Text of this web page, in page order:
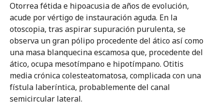
Otorrea fétida e hipoacusia de años de evolución,
acude por vértigo de instauración aguda. En la
otoscopia, tras aspirar supuración purulenta, se
observa un gran pólipo procedente del ático así como
una masa blanquecina escamosa que, procedente del
ático, ocupa mesotímpano e hipotímpano. Otitis
media crónica colesteatomatosa, complicada con una
fístula laberíntica, probablemente del canal
semicircular lateral.